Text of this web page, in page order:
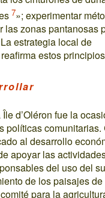
7»; experimentar
las zonas pantanosas
estrategia local de
estos
d’Oléron fue la
políticas comunitarias.
al desarrollo
apoyar las
del uso del
de los paisajes
para la